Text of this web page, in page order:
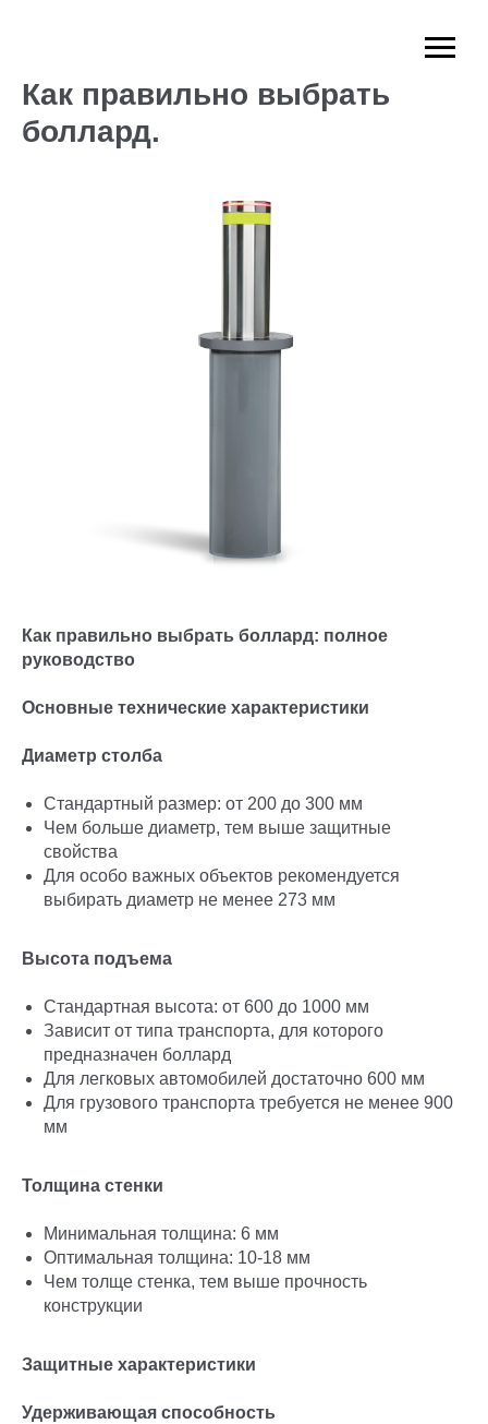
Как правильно выбрать
боллард.
Как правильно выбрать боллард: полное
руководство
Основные технические характеристики
Диаметр столба
Стандартный размер: от 200 до 300 мм
Чем больше диаметр, тем выше защитные
свойства
Для особо важных объектов рекомендуется
выбирать диаметр не менее 273 мм
Высота подъема
Стандартная высота: от 600 до 1000 мм
Зависит от типа транспорта, для которого
предназначен боллард
Для легковых автомобилей достаточно 600 мм
Для грузового транспорта требуется не менее 900
мм
Толщина стенки
Минимальная толщина: 6 мм
Оптимальная толщина: 10-18 мм
Чем толще стенка, тем выше прочность
конструкции
Защитные характеристики
Удерживающая способность